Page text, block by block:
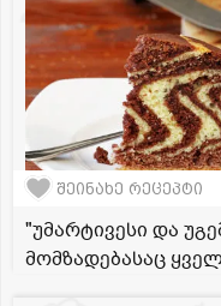
შეინახე რეცეპტი
"უმარტივესი და
მომზადებასაც